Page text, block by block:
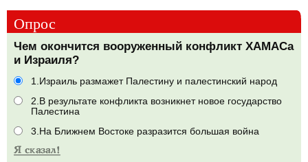
Опрос
Чем окончится вооруженный конфликт ХАМАСа
и Израиля?
1.Израиль размажет Палестину и палестинский народ
2.В результате конфликта возникнет новое государство
Палестина
3.На Ближнем Востоке разразится большая война